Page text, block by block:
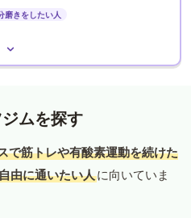
磨きをしたい人
ムを探す
で筋トレや有酸素運動を続けた
由に通いたい人に向いていま